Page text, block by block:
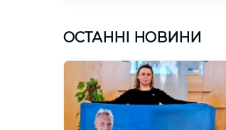
ОСТАННІ НОВИНИ